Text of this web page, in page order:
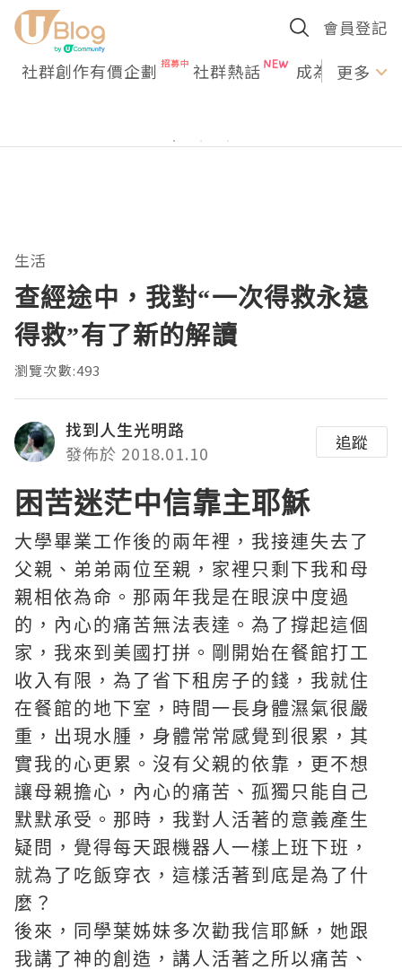
會員登記
社群創作有價企劃 社群熱話 成為U更多
生活
查經途中，我對“一次得救永遠
得救”有了新的解讀
瀏覽次數:493
找到人生光明路
發佈於 2018.01.10
追蹤
困苦迷茫中信靠主耶穌
大學畢業工作後的兩年裡，我接連失去了
父親、弟弟兩位至親，家裡只剩下我和母
親相依為命。那兩年我是在眼淚中度過
的，內心的痛苦無法表達。為了撐起這個
家，我來到美國打拼。剛開始在餐館打工
收入有限，為了省下租房子的錢，我就住
在餐館的地下室，時間一長身體濕氣很嚴
重，出現水腫，身體常常感覺到很累，其
實我的心更累。沒有父親的依靠，更不想
讓母親擔心，內心的痛苦、孤獨只能自己
默默承受。那時，我對人活著的意義產生
疑問，覺得每天跟機器人一樣上班下班，
就為了吃飯穿衣，這樣活著到底是為了什
麼？
後來，同學葉姊妹多次勸我信耶穌，她跟
我講了神的創造，講人活著之所以痛苦、